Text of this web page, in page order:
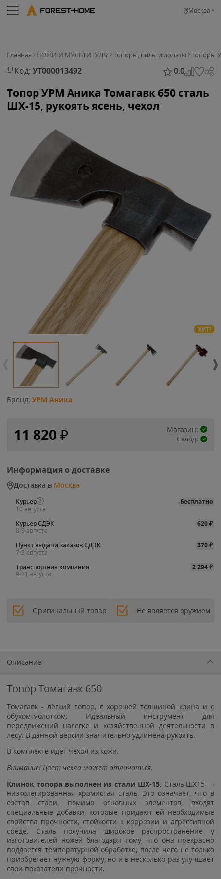
Москва
Главная НОЖИ И МУЛЬТИТУЛЫ Топоры, пилы и лопаты Топоры
Код: УТ000013492 0.0
Топор УРМ Аника Томагавк 650 сталь
ШХ-15, рукоять ясень, чехол
ХИТ!
Бренд: УРМ Аника
11 820 ₽
Магазин:
Склад:
Информация о доставке
Доставка в Москва
Курьер
Бесплатно
10 августа
Курьер СДЭК
620₽
8-9 августа
Пункт выдачи заказов СДЭК
370₽
7-8 августа
Транспортная компания
2 294₽
9-11 августа
Оригинальный товар Не является оружием
Описание
Топор Томагавк 650
Томагавк - лёгкий топор, с хорошей толщиной клина и с
обухом-молотком. Идеальный инструмент для
передвижений налегке и хозяйственной деятельности в
лесу. В данной версии значительно удлинена рукоять.
В комплекте идёт чехол из кожи.
Внимание! Цвет чехла может отличаться.
Клинок топора выполнен из стали ШХ-15. Сталь ШХ15 —
низколегированная хромистая сталь. Это означает, что в
состав стали, помимо основных элементов, входят
специальные добавки, которые придают ей необходимые
свойства прочности, стойкости к коррозии и агрессивной
среде. Сталь получила широкое распространение у
изготовителей ножей благодаря тому, что она прекрасно
поддается температурной обработке, после чего не только
приобретает нужную форму, но и в несколько раз улучшает
свои показатели прочности.